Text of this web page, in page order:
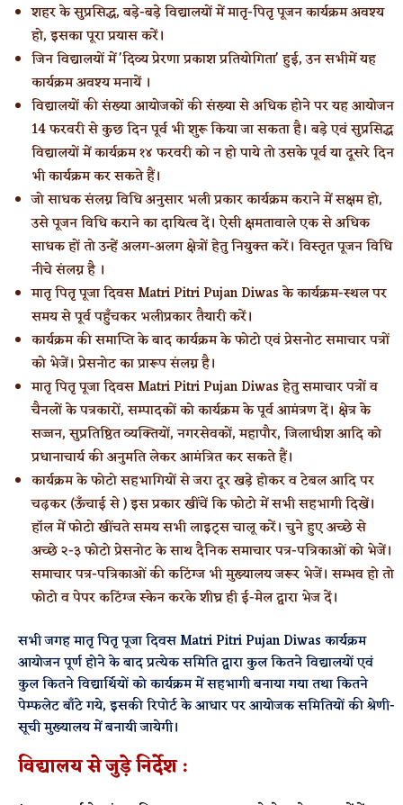
शहर के सुप्रसिद्ध, बड़े-बड़े विद्यालयों में मातृ-पितृ पूजन कार्यक्रम अवश्य
हो, इसका पूरा प्रयास करें।
जिन विद्यालयों में 'दिव्य प्रेरणा प्रकाश प्रतियोगिता' हुई, उन सभीमें यह
कार्यक्रम अवश्य मनायें ।
विद्यालयों की संख्या आयोजकों की संख्या से अधिक होने पर यह आयोजन
14 फरवरी से कुछ दिन पूर्व भी शुरू किया जा सकता है। बड़े एवं सुप्रसिद्ध
विद्यालयों में कार्यक्रम १४ फरवरी को न हो पाये तो उसके पूर्व या दूसरे दिन
भी कार्यक्रम कर सकते हैं।
जो साधक संलग्न विधि अनुसार भली प्रकार कार्यक्रम कराने में सक्षम हो,
उसे पूजन विधि कराने का दायित्व दें। ऐसी क्षमतावाले एक से अधिक
साधक हों तो उन्हें अलग-अलग क्षेत्रों हेतु नियुक्त करें। विस्तृत पूजन विधि
नीचे संलग्न है ।
मातृ पितृ पूजा दिवस Matri Pitri Pujan Diwas के कार्यक्रम-स्थल पर
समय से पूर्व पहुँचकर भलीप्रकार तैयारी करें।
कार्यक्रम की समाप्ति के बाद कार्यक्रम के फोटो एवं प्रेसनोट समाचार पत्रों
को भेजें। प्रेसनोट का प्रारूप संलग्न है।
मातृ पितृ पूजा दिवस Matri Pitri Pujan Diwas हेतु समाचार पत्रों व
चैनलों के पत्रकारों, सम्पादकों को कार्यक्रम के पूर्व आमंत्रण दें। क्षेत्र के
सज्जन, सुप्रतिष्ठित व्यक्तियों, नगरसेवकों, महापौर, जिलाधीश आदि को
प्रधानाचार्य की अनुमति लेकर आमंत्रित कर सकते हैं।
कार्यक्रम के फोटो सहभागियों से जरा दूर खड़े होकर व टेबल आदि पर
चढ़कर (ऊँचाई से ) इस प्रकार खींचें कि फोटो में सभी सहभागी दिखें।
हॉल में फोटो खींचते समय सभी लाइट्स चालू करें। चुने हुए अच्छे से
अच्छे २-३ फोटो प्रेसनोट के साथ दैनिक समाचार पत्र-पत्रिकाओं को भेजें।
समाचार पत्र-पत्रिकाओं की कटिंग्ज भी मुख्यालय जरूर भेजें। सम्भव हो तो
फोटो व पेपर कटिंग्ज स्केन करके शीघ्र ही ई-मेल द्वारा भेज दें।
सभी जगह मातृ पितृ पूजा दिवस Matri Pitri Pujan Diwas कार्यक्रम
आयोजन पूर्ण होने के बाद प्रत्येक समिति द्वारा कुल कितने विद्यालयों एवं
कुल कितने विद्यार्थियों को कार्यक्रम में सहभागी बनाया गया तथा कितने
पेम्फलेट बाँटे गये, इसकी रिपोर्ट के आधार पर आयोजक समितियों की श्रेणी-
सूची मुख्यालय में बनायी जायेगी।
विद्यालय से जुड़े निर्देश :